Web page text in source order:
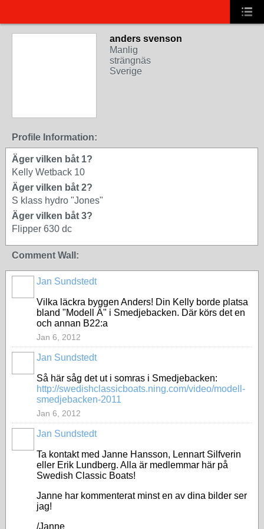
anders svenson
Manlig
strängnäs
Sverige
Profile Information:
Äger vilken båt 1?
Kelly Wetback 10
Äger vilken båt 2?
S klass hydro "Jones"
Äger vilken båt 3?
Flipper 630 dc
Comment Wall:
Jan Sundstedt
Vilka läckra byggen Anders! Din Kelly borde platsa
bland "Modell Ä" i Smedjebacken. Där körs det en
och annan B22:a
Jan 6, 2012
Jan Sundstedt
Så här såg det ut i somras i Smedjebacken:
http://swedishclassicboats.ning.com/video/modell-
smedjebacken-2011
Jan 6, 2012
Jan Sundstedt
Ta kontakt med Janne Hansson, Lennart Silfverin
eller Erik Lundberg. Alla är medlemmar här på
Swedish Classic Boats!
Janne har kommenterat minst en av dina bilder ser
jag!
/Janne